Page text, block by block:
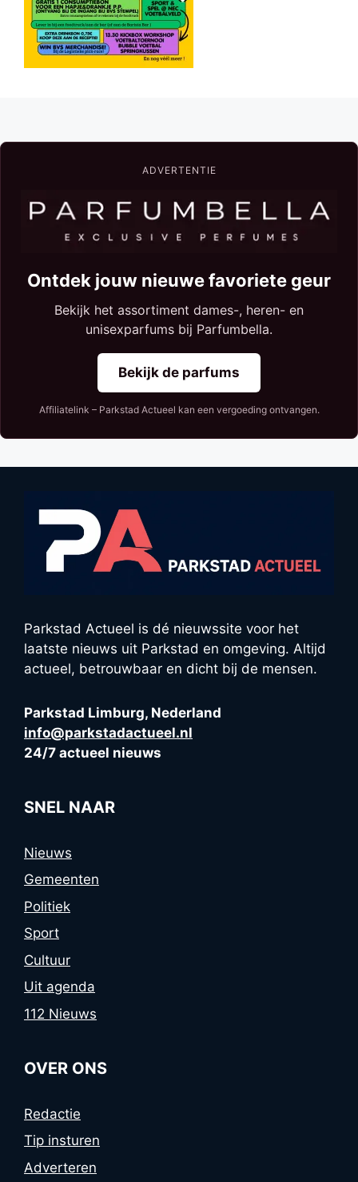
ADVERTENTIE
Ontdek jouw nieuwe favoriete geur
Bekijk het assortiment dames-, heren- en
unisexparfums bij Parfumbella.
Bekijk de parfums
Affiliatelink – Parkstad Actueel kan een vergoeding ontvangen.
Parkstad Actueel is dé nieuwssite voor het
laatste nieuws uit Parkstad en omgeving. Altijd
actueel, betrouwbaar en dicht bij de mensen.
Parkstad Limburg, Nederland
info@parkstadactueel.nl
24/7 actueel nieuws
SNEL NAAR
Nieuws
Gemeenten
Politiek
Sport
Cultuur
Uit agenda
112 Nieuws
OVER ONS
Redactie
Tip insturen
Adverteren